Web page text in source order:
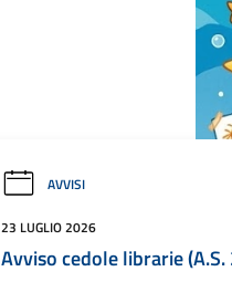
AVVISI
23 LUGLIO 2026
Avviso cedole librarie